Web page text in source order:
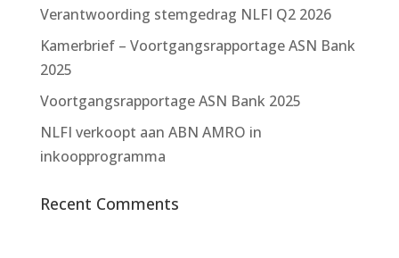
Verantwoording stemgedrag NLFI Q2 2026
Kamerbrief – Voortgangsrapportage ASN Bank
2025
Voortgangsrapportage ASN Bank 2025
NLFI verkoopt aan ABN AMRO in
inkoopprogramma
Recent Comments